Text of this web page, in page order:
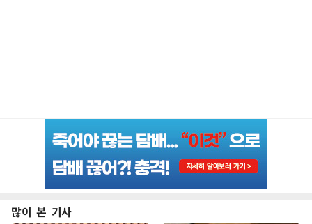
많이 본 기사